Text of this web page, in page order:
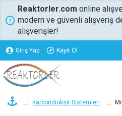
Reaktorler.com online
modern ve güvenli alışveriş
alışverişler!
Giriş Yap Kayıt Ol
Karbondioksit Sistemleri